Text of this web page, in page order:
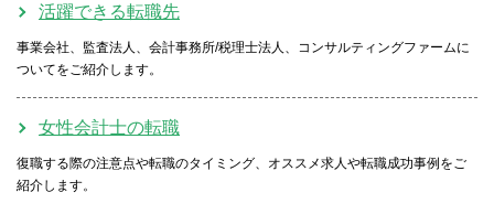
活躍できる転職先
事業会社、監査法人、会計事務所/税理士法人、コンサルティングファームに
ついてをご紹介します。
女性会計士の転職
復職する際の注意点や転職のタイミング、オススメ求人や転職成功事例をご
紹介します。